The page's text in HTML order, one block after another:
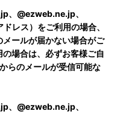
、@ezweb.ne.jp、
レス）をご利用の場合、
ールが届かない場合がご
場合は、必ずお客様ご自
らのメールが受信可能な
、@ezweb.ne.jp、